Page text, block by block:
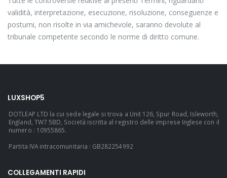
validità, interpretazione, esecuzione, risoluzione, conseguenze e
postumi, non risolte in via amichevole, saranno devolute al
tribunale competente secondo le norme di diritto comune.
LUXSHOP5
DOTLEAP LTD la cui sede legale si trova a Unit 126, Spur Road, Isleworth,
England, TW7 5BD, Società iscritta al registro delle imprese Inglese con il
numero : 10955865.
Partita IVA intracomunitaria : GB282254992
COLLEGAMENTI RAPIDI